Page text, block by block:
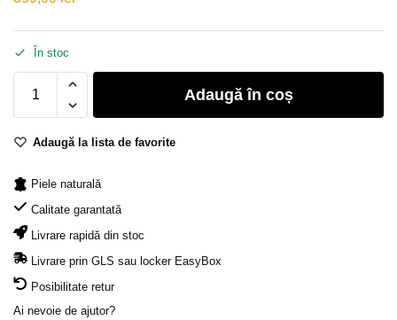
În stoc
Adaugă în coș
Adaugă la lista de favorite
Piele naturală
Calitate garantată
Livrare rapidă din stoc
Livrare prin GLS sau locker EasyBox
Posibilitate retur
Ai nevoie de ajutor?